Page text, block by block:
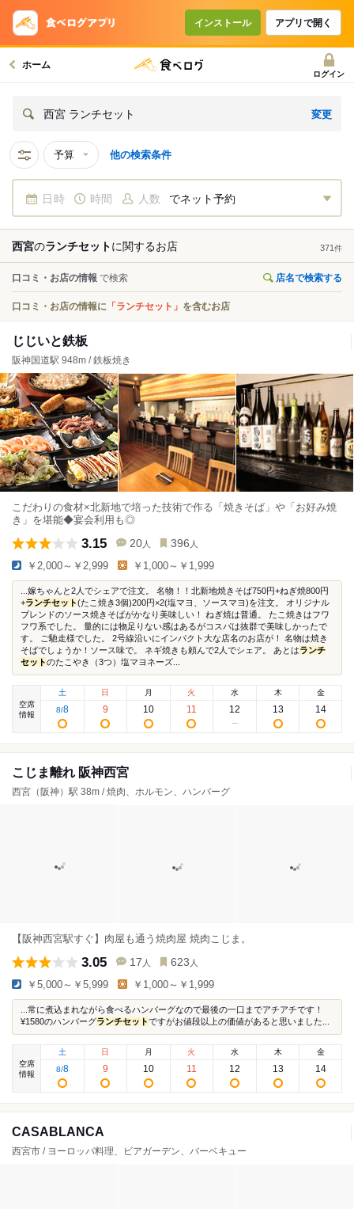
インストール アプリで開く
ホーム
ログイン
西宮 ランチセット 変更
予算 他の検索条件
日時 時間 人数 でネット予約
西宮のランチセットに関するお店 371 件
口コミ・お店の情報 で検索 店名で検索する
口コミ・お店の情報に 「ランチセット」 を含むお店
じじいと鉄板
阪神国道駅 948m / 鉄板焼き
こだわりの食材×北新地で培った技術で作る「焼きそば」や「お好み焼
き」を堪能◆宴会利用も◎
3.15 20 人 396 人
￥2,000～￥2,999 ￥1,000～￥1,999
...嫁ちゃんと2人でシェアで注文。 名物！！北新地焼きそば750円+ねぎ焼800円
+ランチセット(たこ焼き3個)200円×2(塩マヨ、ソースマヨ)を注文。 オリジナル
ブレンドのソース焼きそばがかなり美味しい！ ねぎ焼は普通。 たこ焼きはフワ
フワ系でした。 量的には物足りない感はあるがコスパは抜群で美味しかったで
す。 ご馳走様でした。 2号線沿いにインパクト大な店名のお店が！ 名物は焼き
そばでしょうか！ソース味で。 ネギ焼きも頼んで2人でシェア。 あとはランチ
セットのたこやき（3つ）塩マヨネーズ...
空席
情報
土
8/8
日
9
月
10
火
11
水
12
木
13
金
14
こじま離れ 阪神西宮
西宮（阪神）駅 38m / 焼肉、ホルモン、ハンバーグ
【阪神西宮駅すぐ】肉屋も通う焼肉屋 焼肉こじま。
3.05 17 人 623 人
￥5,000～￥5,999 ￥1,000～￥1,999
...常に煮込まれながら食べるハンバーグなので最後の一口までアチアチです！
¥1580のハンバーグランチセットですがお値段以上の価値があると思いました...
空席
情報
土
8/8
日
9
月
10
火
11
水
12
木
13
金
14
CASABLANCA
西宮市 / ヨーロッパ料理、ビアガーデン、バーベキュー